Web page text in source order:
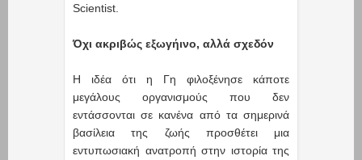
Scientist.
Όχι ακριβώς εξωγήινο, αλλά σχεδόν
Η ιδέα ότι η Γη φιλοξένησε κάποτε
μεγάλους οργανισμούς που δεν
εντάσσονται σε κανένα από τα σημερινά
βασίλεια της ζωής προσθέτει μια
εντυπωσιακή ανατροπή στην ιστορία της